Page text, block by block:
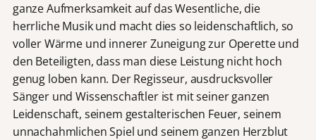
ganze Aufmerksamkeit auf das Wesentliche, die
herrliche Musik und macht dies so leidenschaftlich, so
voller Wärme und innerer Zuneigung zur Operette und
den Beteiligten, dass man diese Leistung nicht hoch
genug loben kann. Der Regisseur, ausdrucksvoller
Sänger und Wissenschaftler ist mit seiner ganzen
Leidenschaft, seinem gestalterischen Feuer, seinem
unnachahmlichen Spiel und seinem ganzen Herzblut